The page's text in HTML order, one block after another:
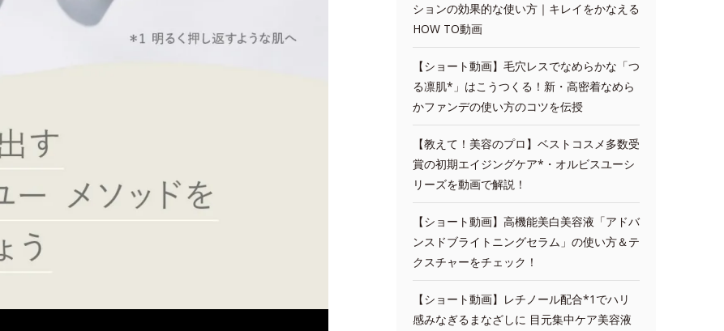
ションの効果的な使い方｜キレイをかなえる
HOW TO動画
【ショート動画】毛穴レスでなめらかな「つ
る凛肌*」はこうつくる！新・高密着なめら
かファンデの使い方のコツを伝授
【教えて！美容のプロ】ベストコスメ多数受
賞の初期エイジングケア*・オルビスユーシ
リーズを動画で解説！
【ショート動画】高機能美白美容液「アドバ
ンスドブライトニングセラム」の使い方＆テ
クスチャーをチェック！
【ショート動画】レチノール配合*1でハリ
感みなぎるまなざしに 目元集中ケア美容液